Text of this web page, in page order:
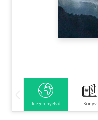
Természettudomány
Idegen nyelvű Könyv